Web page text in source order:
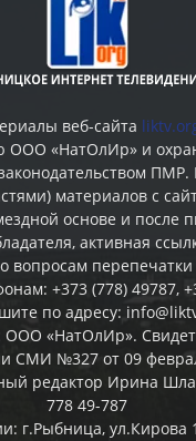
веб-сайта
ООО «НатОлИр» и
материалов c
основе и после
активная
вопросам
+373 (778) 49787,
по адресу:
ООО «НатОлИр».
СМИ №327 от 09
редактор Ирина
778 49-787
г.Рыбница, ул.Кирова